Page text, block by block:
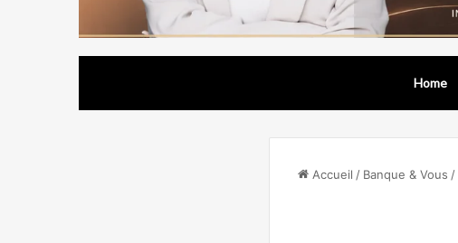
Home
Accueil / Banque & Vous /